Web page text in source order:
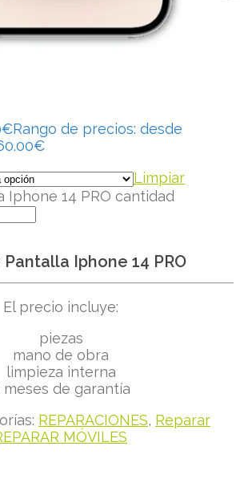
€Rango de precios: desde
Limpiar
Iphone 14 PRO cantidad
Iphone 14 PRO
El precio incluye:
piezas
mano de obra
limpieza interna
meses de garantía
REPARACIONES, Reparar
MÓVILES